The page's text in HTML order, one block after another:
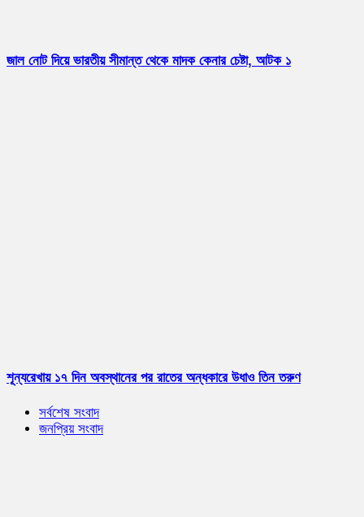
জাল নোট দিয়ে ভারতীয় সীমান্ত থেকে মাদক কেনার চেষ্টা, আটক ১
শূন্যরেখায় ১৭ দিন অবস্থানের পর রাতের অন্ধকারে উধাও তিন তরুণ
সর্বশেষ সংবাদ
জনপ্রিয় সংবাদ